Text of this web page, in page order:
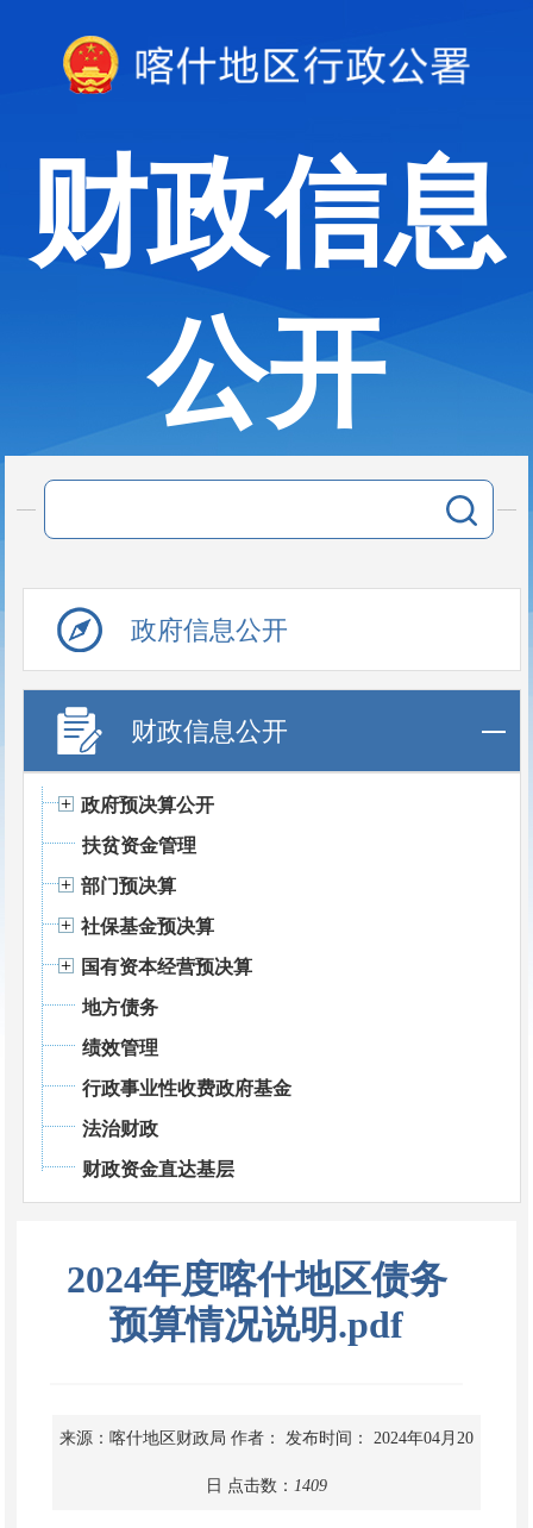
财政信息
公开
政府信息公开
财政信息公开
政府预决算公开
扶贫资金管理
部门预决算
社保基金预决算
国有资本经营预决算
地方债务
绩效管理
行政事业性收费政府基金
法治财政
财政资金直达基层
2024年度喀什地区债务
预算情况说明.pdf
来源：喀什地区财政局 作者： 发布时间： 2024年04月20
日 点击数： 1409